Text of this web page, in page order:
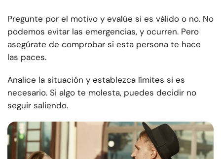
Pregunte por el motivo y evalúe si es válido o no. No
podemos evitar las emergencias, y ocurren. Pero
asegúrate de comprobar si esta persona te hace
las paces.
Analice la situación y establezca límites si es
necesario. Si algo te molesta, puedes decidir no
seguir saliendo.